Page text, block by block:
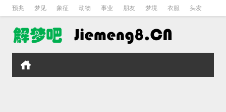
预兆 梦见 象征 动物 事业 朋友 梦境 衣服 头发